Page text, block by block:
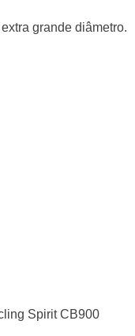
grande diâmetro.
Spirit CB900